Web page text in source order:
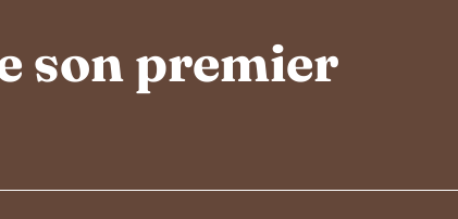
son premier
Augmented
Architecture
Patriarche.